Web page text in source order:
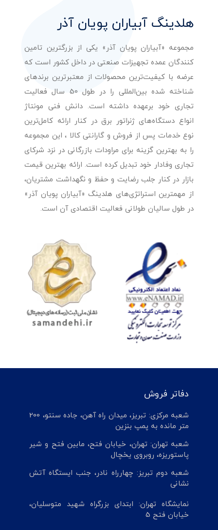
هلدینگ آبیاران پویان آذر
مجموعه «آبیاران پویان آذر» یکی از بزرگترین تامین
کنندگان عمده تجهیزات صنعتی در داخل کشور است که
عرضه با کیفیت‌ترین محصولات از معتبرترین برندهای
شناخته شده بین‌المللی را در طول 50 سال فعالیت
تجاری خود برعهده داشته است. دانش فنی مونتاژ
انواع دستگاه‌های ژنراتور برق در کنار ارائه کامل‌ترین
نوع خدمات پس از فروش و گارانتی کالا ، این مجموعه
را به بهترین گزینه برای مراودات بازرگانی در نزد شرکای
تجاری وفادار خود تبدیل کرده است. ارائه بهترین قیمت
بازار در کنار جلب رضایت و حفظ و نگهداشت مشتریان،
از مهمترین استراتژی‌های هلدینگ «آبیاران پویان آذر»
در طول سالیان طولانی فعالیت اقتصادی آن است.
دفاتر فروش
شعبه مرکزی: تبریز، میدان راه آهن، جاده سنتو، 200
متر مانده به پمپ بنزین
شعبه تهران: تهران، خیابان فتح، مابین فتح و شیر
پاستوریزه، روبروی یخچال
شعبه دوم تبریز: چهارراه نادر، جنب ایستگاه آتش
نشانی
نمایشگاه تهران: ابتدای بزرگراه شهید متوسلیان،
خیابان فتح 5